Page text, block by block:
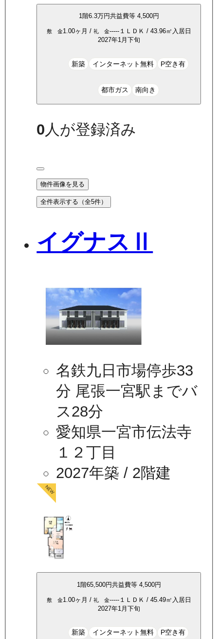
1 階6.3万円共益費等 4,500円
敷 金1.00ヶ月 / 礼 金-----１ＬＤＫ / 43.96㎡ 入居日
2027年1月下旬
新築 インターネット無料 P空き有
都市ガス 南向き
0 人が登録済み
物件画像を見る
全件表示する（全5件）
イグナスⅡ
名鉄九日市場停歩33
分 尾張一宮駅までバ
ス28分
愛知県一宮市伝法寺
１２丁目
2027年築 / 2階建
1階65,500円共益費等 4,500円
敷 金1.00ヶ月 / 礼 金-----１ＬＤＫ / 45.49㎡ 入居日
2027年1月下旬
新築 インターネット無料 P空き有